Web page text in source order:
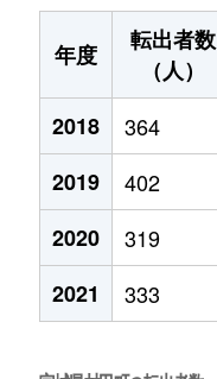
年度
転出者数
（人）
2018
364
2019
402
2020
319
2021
333